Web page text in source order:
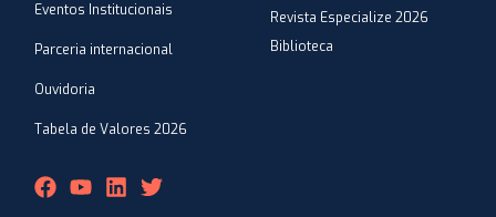
Eventos Institucionais
Parceria internacional
Ouvidoria
Tabela de Valores 2026
Revista Especialize 2026
Biblioteca